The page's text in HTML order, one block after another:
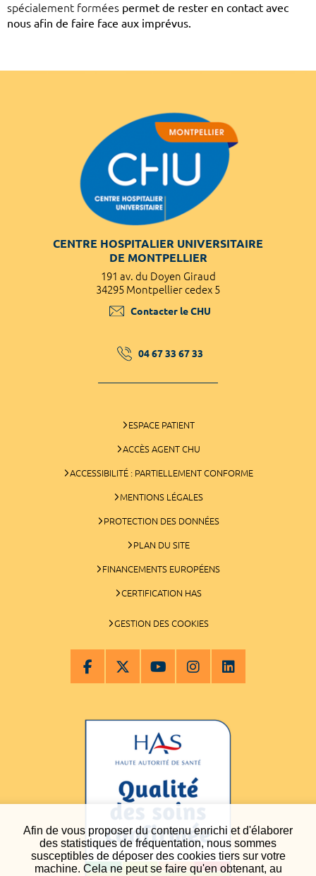
Afin de vous proposer du contenu enrichi et d'élaborer
des statistiques de fréquentation, nous sommes
susceptibles de déposer des cookies tiers sur votre
machine. Cela ne peut se faire qu'en obtenant, au
spécialement formées permet de rester en contact avec
nous afin de faire face aux imprévus.
CENTRE HOSPITALIER UNIVERSITAIRE
DE MONTPELLIER
191 av. du Doyen Giraud
34295 Montpellier cedex 5
Contacter le CHU
04 67 33 67 33
ESPACE PATIENT
ACCÈS AGENT CHU
ACCESSIBILITÉ : PARTIELLEMENT CONFORME
MENTIONS LÉGALES
PROTECTION DES DONNÉES
PLAN DU SITE
FINANCEMENTS EUROPÉENS
CERTIFICATION HAS
GESTION DES COOKIES